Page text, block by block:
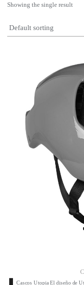
Showing the single result
Cascos Utopia El diseño de